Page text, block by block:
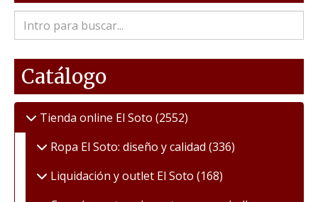
Catálogo
Tienda online El Soto (2552)
Ropa El Soto: diseño y calidad (336)
Liquidación y outlet El Soto (168)